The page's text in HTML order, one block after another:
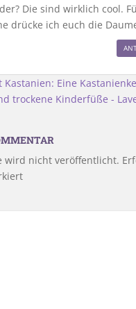
Die sind wirklich cool.
drücke ich euch die
Kastanien: Eine
trockene Kinderfüße -
wird nicht veröffentlicht.